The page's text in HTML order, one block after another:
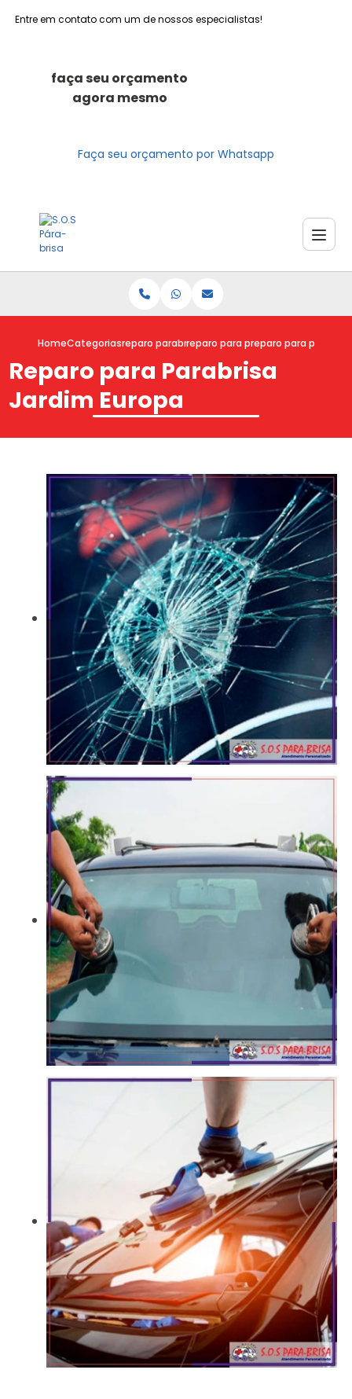
Entre em contato com um de nossos especialistas!
faça seu orçamento
agora mesmo
Faça seu orçamento por Whatsapp
HomeCategoriasreparo parabrisasreparo para parabrisa
reparo para
Reparo para Parabrisa
Jardim Europa